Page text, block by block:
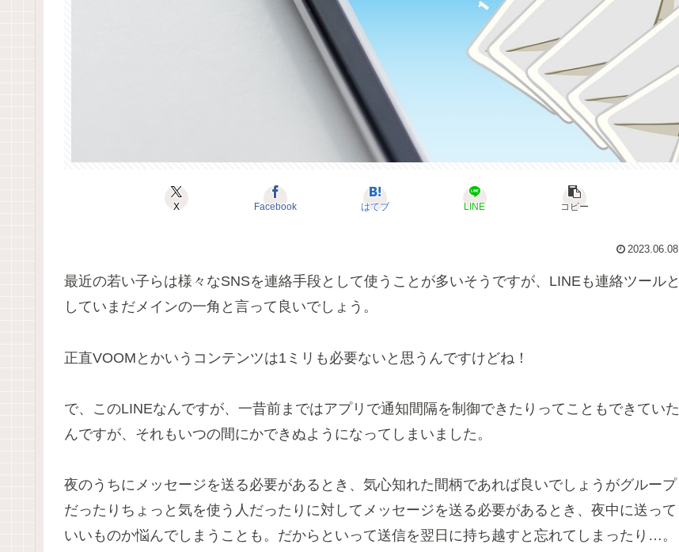
X Facebook はてブ LINE コピー
2023.06.08
最近の若い子らは様々なSNSを連絡手段として使うことが多いそうですが、LINEも連絡ツールと
していまだメインの一角と言って良いでしょう。
正直VOOMとかいうコンテンツは1ミリも必要ないと思うんですけどね！
で、このLINEなんですが、一昔前まではアプリで通知間隔を制御できたりってこともできていた
んですが、それもいつの間にかできぬようになってしまいました。
夜のうちにメッセージを送る必要があるとき、気心知れた間柄であれば良いでしょうがグループ
だったりちょっと気を使う人だったりに対してメッセージを送る必要があるとき、夜中に送って
いいものか悩んでしまうことも。だからといって送信を翌日に持ち越すと忘れてしまったり…。